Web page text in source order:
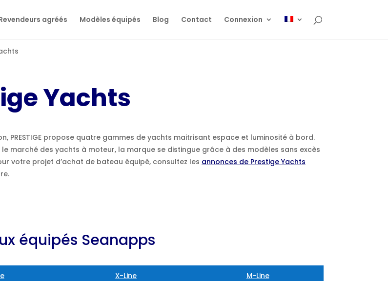
agréés Modèles équipés Blog Contact Connexion
Yachts
PRESTIGE propose quatre gammes de yachts maitrisant espace et luminosité à bord.
marché des yachts à moteur, la marque se distingue grâce à des modèles sans excès
votre projet d’achat de bateau équipé, consultez les annonces de Prestige Yachts
équipés Seanapps
X-Line M-Line